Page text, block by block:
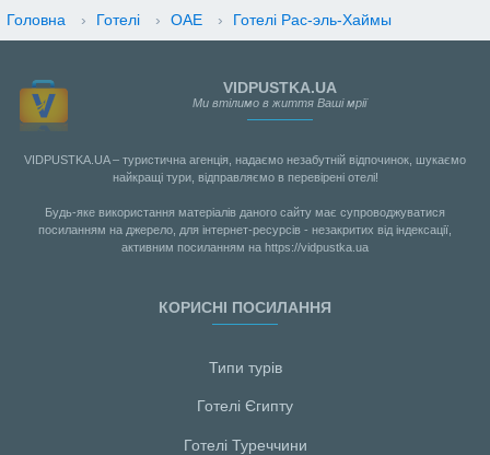
Головна › Готелі › ОАЕ › Готелі Рас-эль-Хаймы
VIDPUSTKA.UA
Ми втілимо в життя Ваші мрії
VIDPUSTKA.UA – туристична агенція, надаємо незабутній відпочинок, шукаємо
найкращі тури, відправляємо в перевірені отелі!
Будь-яке використання матеріалів даного сайту має супроводжуватися
посиланням на джерело, для інтернет-ресурсів - незакритих від індексації,
активним посиланням на https://vidpustka.ua
КОРИСНІ ПОСИЛАННЯ
Типи турів
Готелі Єгипту
Готелі Туреччини